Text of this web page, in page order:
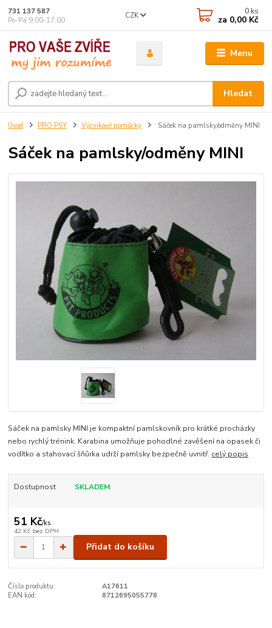
Menu
CZK
Hledat
731 137 587
Po-Pá 9:00-17:00
0 ks
za 0,00 Kč
Úvod PRO PSY Výcvikové pomůcky Sáček na pamlsky/odměny MINI
Sáček na pamlsky/odměny MINI
Sáček na pamlsky MINI je kompaktní pamlskovník pro krátké procházky
nebo rychlý trénink. Karabina umožňuje pohodlné zavěšení na opasek či
vodítko a stahovací šňůrka udrží pamlsky bezpečně uvnitř. celý popis
Dostupnost SKLADEM
51 Kč/ks
42 Kč bez DPH
Přidat do košíku
Číslo produktu:
A17611
EAN kód:
8712695055778